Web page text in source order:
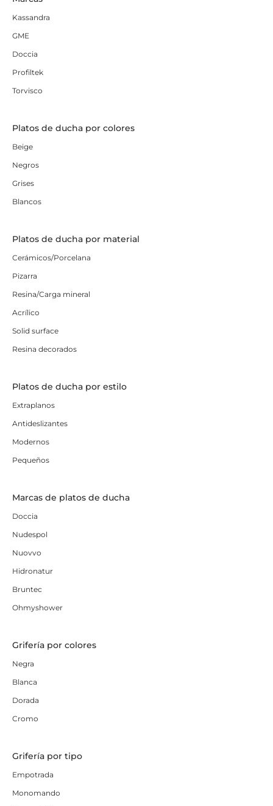
Kassandra
GME
Doccia
Profiltek
Torvisco
Platos de ducha por colores
Beige
Negros
Grises
Blancos
Platos de ducha por material
Cerámicos/Porcelana
Pizarra
Resina/Carga mineral
Acrílico
Solid surface
Resina decorados
Platos de ducha por estilo
Extraplanos
Antideslizantes
Modernos
Pequeños
Marcas de platos de ducha
Doccia
Nudespol
Nuovvo
Hidronatur
Bruntec
Ohmyshower
Grifería por colores
Negra
Blanca
Dorada
Cromo
Grifería por tipo
Empotrada
Monomando